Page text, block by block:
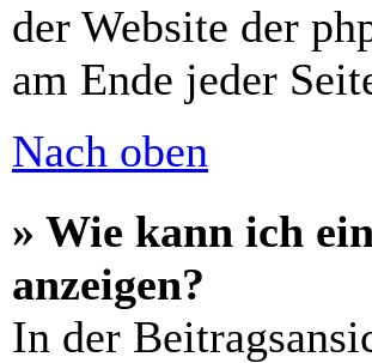
der Website der
am Ende jeder
Nach oben
» Wie kann ich
anzeigen?
In der